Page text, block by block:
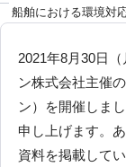
船舶における環境対
2021年8月30日
ン株式会社主催
ン）を開催しま
申し上げます。
資料を掲載してい